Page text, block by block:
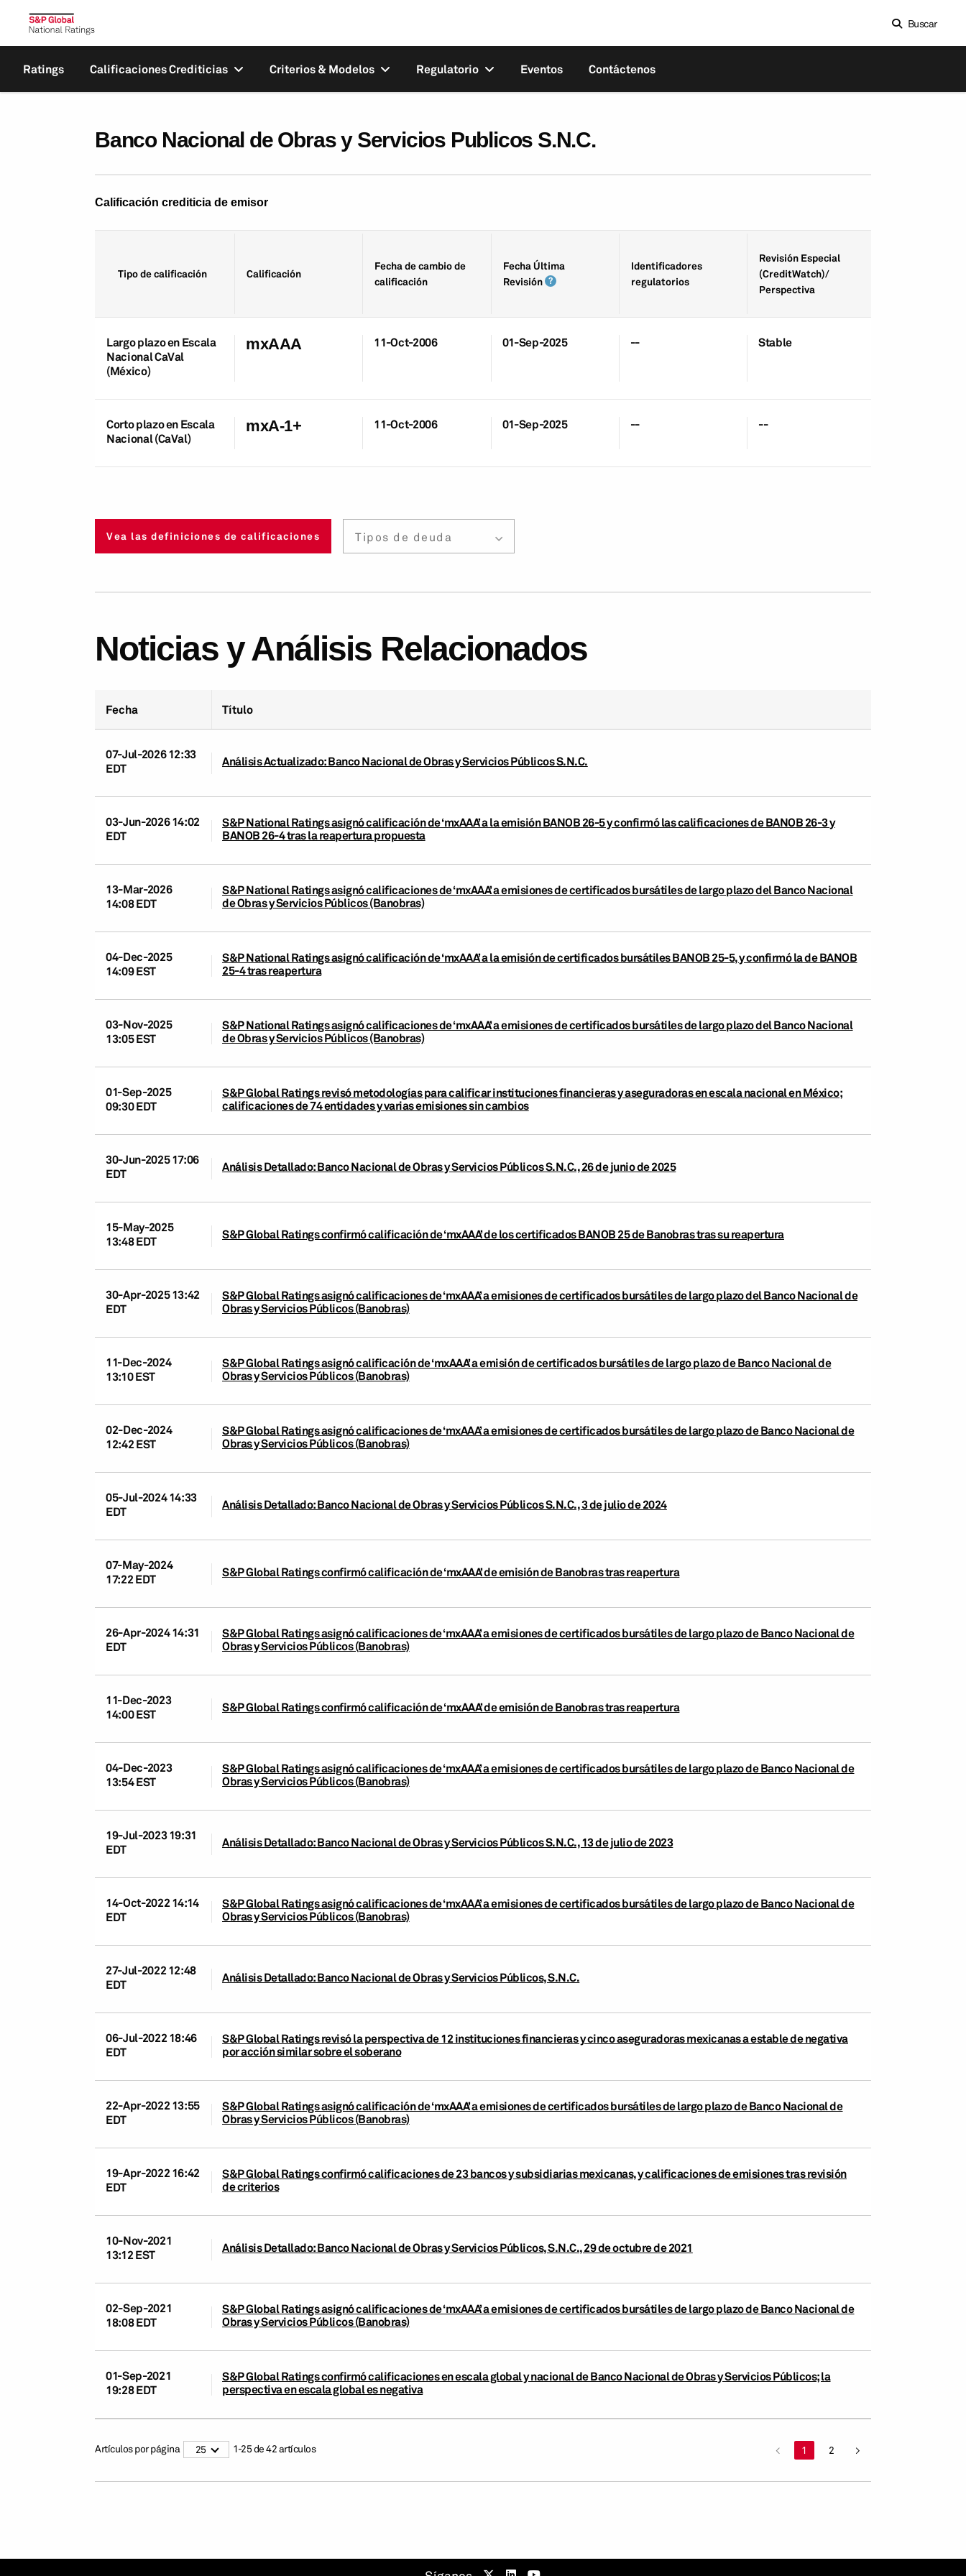
Buscar
Ratings Calificaciones Crediticias Criterios & Modelos Regulatorio Eventos Contáctenos
Banco Nacional de Obras y Servicios Publicos S.N.C.
Calificación crediticia de emisor
Tipo de calificación Calificación
Fecha de cambio de
calificación
Fecha Última
Revisión
Identifica­dores
regulatorios
Revisión Especial
(CreditWatch)/
Perspectiva
Largo plazo en Escala
Nacional CaVal
(México)
mxAAA 11-Oct-2006 01-Sep-2025 -- Stable
Corto plazo en Escala
Nacional (CaVal)
mxA-1+ 11-Oct-2006 01-Sep-2025 -- --
Vea las definiciones de calificaciones Tipos de deuda
Noticias y Análisis Relacionados
Fecha Título
07-Jul-2026 12:33
EDT
Análisis Actualizado: Banco Nacional de Obras y Servicios Públicos S.N.C.
03-Jun-2026 14:02
EDT
S&P National Ratings asignó calificación de ‘mxAAA’ a la emisión BANOB 26-5 y confirmó las calificaciones de BANOB 26-3 y
BANOB 26-4 tras la reapertura propuesta
13-Mar-2026
14:08 EDT
S&P National Ratings asignó calificaciones de ‘mxAAA’ a emisiones de certificados bursátiles de largo plazo del Banco Nacional
de Obras y Servicios Públicos (Banobras)
04-Dec-2025
14:09 EST
S&P National Ratings asignó calificación de ‘mxAAA’ a la emisión de certificados bursátiles BANOB 25-5, y confirmó la de BANOB
25-4 tras reapertura
03-Nov-2025
13:05 EST
S&P National Ratings asignó calificaciones de ‘mxAAA’ a emisiones de certificados bursátiles de largo plazo del Banco Nacional
de Obras y Servicios Públicos (Banobras)
01-Sep-2025
09:30 EDT
S&P Global Ratings revisó metodologías para calificar instituciones financieras y aseguradoras en escala nacional en México;
calificaciones de 74 entidades y varias emisiones sin cambios
30-Jun-2025 17:06
EDT
Análisis Detallado: Banco Nacional de Obras y Servicios Públicos S.N.C., 26 de junio de 2025
15-May-2025
13:48 EDT
S&P Global Ratings confirmó calificación de ‘mxAAA’ de los certificados BANOB 25 de Banobras tras su reapertura
30-Apr-2025 13:42
EDT
S&P Global Ratings asignó calificaciones de ‘mxAAA’ a emisiones de certificados bursátiles de largo plazo del Banco Nacional de
Obras y Servicios Públicos (Banobras)
11-Dec-2024
13:10 EST
S&P Global Ratings asignó calificación de ‘mxAAA’ a emisión de certificados bursátiles de largo plazo de Banco Nacional de
Obras y Servicios Públicos (Banobras)
02-Dec-2024
12:42 EST
S&P Global Ratings asignó calificaciones de ‘mxAAA’ a emisiones de certificados bursátiles de largo plazo de Banco Nacional de
Obras y Servicios Públicos (Banobras)
05-Jul-2024 14:33
EDT
Análisis Detallado: Banco Nacional de Obras y Servicios Públicos S.N.C., 3 de julio de 2024
07-May-2024
17:22 EDT
S&P Global Ratings confirmó calificación de ‘mxAAA’ de emisión de Banobras tras reapertura
26-Apr-2024 14:31
EDT
S&P Global Ratings asignó calificaciones de ‘mxAAA’ a emisiones de certificados bursátiles de largo plazo de Banco Nacional de
Obras y Servicios Públicos (Banobras)
11-Dec-2023
14:00 EST
S&P Global Ratings confirmó calificación de ‘mxAAA’ de emisión de Banobras tras reapertura
04-Dec-2023
13:54 EST
S&P Global Ratings asignó calificaciones de ‘mxAAA’ a emisiones de certificados bursátiles de largo plazo de Banco Nacional de
Obras y Servicios Públicos (Banobras)
19-Jul-2023 19:31
EDT
Análisis Detallado: Banco Nacional de Obras y Servicios Públicos S.N.C., 13 de julio de 2023
14-Oct-2022 14:14
EDT
S&P Global Ratings asignó calificaciones de ‘mxAAA’ a emisiones de certificados bursátiles de largo plazo de Banco Nacional de
Obras y Servicios Públicos (Banobras)
27-Jul-2022 12:48
EDT
Análisis Detallado: Banco Nacional de Obras y Servicios Públicos, S.N.C.
06-Jul-2022 18:46
EDT
S&P Global Ratings revisó la perspectiva de 12 instituciones financieras y cinco aseguradoras mexicanas a estable de negativa
por acción similar sobre el soberano
22-Apr-2022 13:55
EDT
S&P Global Ratings asignó calificación de ‘mxAAA’ a emisiones de certificados bursátiles de largo plazo de Banco Nacional de
Obras y Servicios Públicos (Banobras)
19-Apr-2022 16:42
EDT
S&P Global Ratings confirmó calificaciones de 23 bancos y subsidiarias mexicanas, y calificaciones de emisiones tras revisión
de criterios
10-Nov-2021
13:12 EST
Análisis Detallado: Banco Nacional de Obras y Servicios Públicos, S.N.C., 29 de octubre de 2021
02-Sep-2021
18:08 EDT
S&P Global Ratings asignó calificaciones de ‘mxAAA’ a emisiones de certificados bursátiles de largo plazo de Banco Nacional de
Obras y Servicios Públicos (Banobras)
01-Sep-2021
19:28 EDT
S&P Global Ratings confirmó calificaciones en escala global y nacional de Banco Nacional de Obras y Servicios Públicos; la
perspectiva en escala global es negativa
Artículos por página 25 1-25de42artículos < 1 2 >